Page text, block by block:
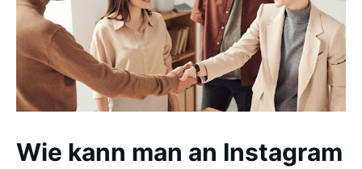
Wie kann man an Instagram